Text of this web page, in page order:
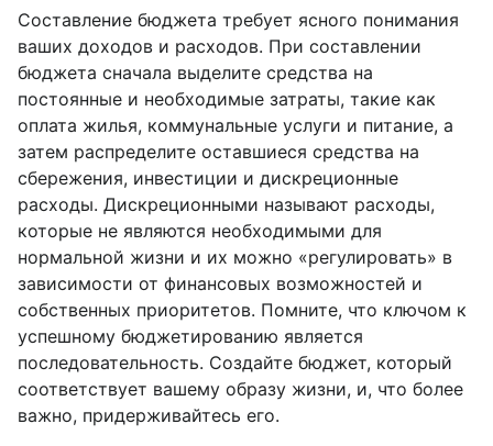
Составление бюджета требует ясного понимания
ваших доходов и расходов. При составлении
бюджета сначала выделите средства на
постоянные и необходимые затраты, такие как
оплата жилья, коммунальные услуги и питание, а
затем распределите оставшиеся средства на
сбережения, инвестиции и дискреционные
расходы. Дискреционными называют расходы,
которые не являются необходимыми для
нормальной жизни и их можно «регулировать» в
зависимости от финансовых возможностей и
собственных приоритетов. Помните, что ключом к
успешному бюджетированию является
последовательность. Создайте бюджет, который
соответствует вашему образу жизни, и, что более
важно, придерживайтесь его.